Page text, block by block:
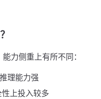
力侧重上有所不同：
理能力强
上投入较多